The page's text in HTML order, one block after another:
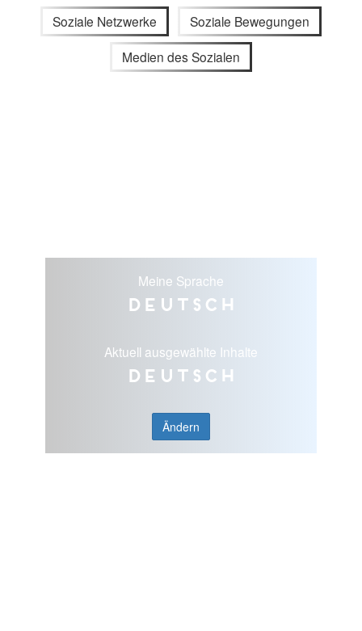
Soziale Netzwerke Soziale Bewegungen
Medien des Sozialen
Meine Sprache
Deutsch
Aktuell ausgewählte Inhalte
Deutsch
Ändern